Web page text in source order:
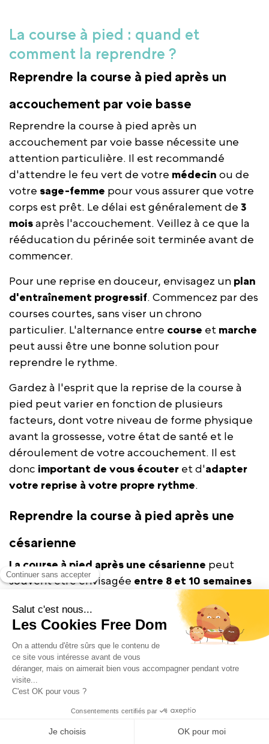
La course à pied : quand et
comment la reprendre ?
Reprendre la course à pied après un
accouchement par voie basse
Reprendre la course à pied après un
accouchement par voie basse nécessite une
attention particulière. Il est recommandé
d'attendre le feu vert de votre médecin ou de
votre sage-femme pour vous assurer que votre
corps est prêt. Le délai est généralement de 3
moisaprès l'accouchement. Veillez à ce que la
rééducation du périnée soit terminée avant de
commencer.
Pour une reprise en douceur, envisagez un plan
d'entraînement progressif. Commencez par des
courses courtes, sans viser un chrono
particulier. L'alternance entre course et marche
peut aussi être une bonne solution pour
reprendre le rythme.
Gardez à l'esprit que la reprise de la course à
pied peut varier en fonction de plusieurs
facteurs, dont votre niveau de forme physique
avant la grossesse, votre état de santé et le
déroulement de votre accouchement. Il est
donc important de vous écouter et d'adapter
votre reprise à votre propre rythme.
Reprendre la course à pied après une
césarienne
La course à pied après une césarienne peut
souvent être envisagée entre 8 et 10 semaines
, toujours avec
l'approbation d'un professionnel de santé. La
rééducation du périnée est une étape
préalable non-négociable.
Lors de la reprise, privilégiez une approche
progressive. Commencez par de la marche
longues distances ou des vitesses élevées.